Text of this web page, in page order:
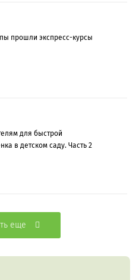
прошли экспресс-курсы
для быстрой
в детском саду. Часть 2
еще